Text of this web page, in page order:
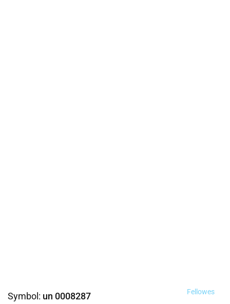
Symbol: un 0008287 Fellowes